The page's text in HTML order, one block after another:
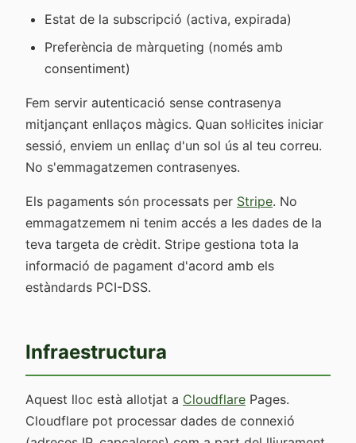
Estat de la subscripció (activa, expirada)
Preferència de màrqueting (només amb
consentiment)
Fem servir autenticació sense contrasenya
mitjançant enllaços màgics. Quan sol·licites iniciar
sessió, enviem un enllaç d'un sol ús al teu correu.
No s'emmagatzemen contrasenyes.
Els pagaments són processats per Stripe. No
emmagatzemem ni tenim accés a les dades de la
teva targeta de crèdit. Stripe gestiona tota la
informació de pagament d'acord amb els
estàndards PCI-DSS.
Infraestructura
Aquest lloc està allotjat a Cloudflare Pages.
Cloudflare pot processar dades de connexió